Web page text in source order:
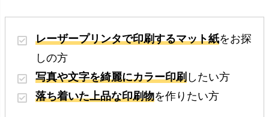
レーザープリンタで印刷するマット紙をお探
しの方
写真や文字を綺麗にカラー印刷 したい方
落ち着いた上品な印刷物を作りたい方